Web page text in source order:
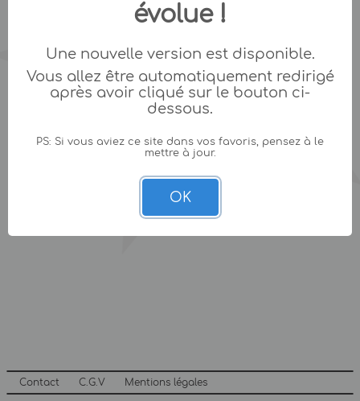
Contact C.G.V Mentions légales
évolue !
Une nouvelle version est disponible.
Vous allez être automatiquement redirigé
après avoir cliqué sur le bouton ci-
dessous.
PS: Si vous aviez ce site dans vos favoris, pensez à le
mettre à jour.
OK